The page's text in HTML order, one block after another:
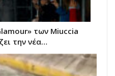
των Miuccia
την νέα…